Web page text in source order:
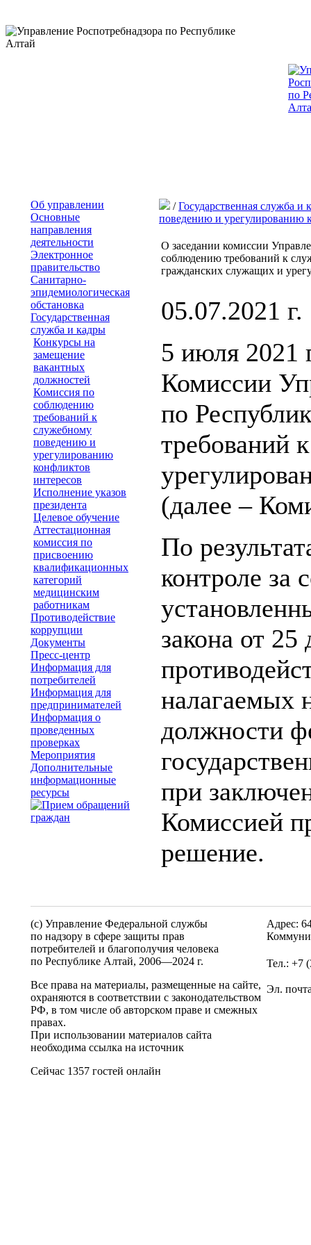
Об управлении
Основные
направления
деятельности
Электронное
правительство
Санитарно-
эпидемиологическая
обстановка
Государственная
служба и кадры
Конкурсы на
замещение
вакантных
должностей
Комиссия по
соблюдению
требований к
служебному
поведению и
урегулированию
конфликтов
интересов
Исполнение указов
президента
Целевое обучение
Аттестационная
комиссия по
присвоению
квалификационных
категорий
медицинским
работникам
Противодействие
коррупции
Документы
Пресс-центр
Информация для
потребителей
Информация для
предпринимателей
Информация о
проведенных
проверках
Мероприятия
Дополнительные
информационные
ресурсы
/Государственная служба и
поведению и урегулированию
О заседании комиссии
соблюдению требований к
гражданских служащих и
05.07.2021 г.
5 июля 2021
Комиссии
по
требований
(далее –
По
контроле за
закона от
налагаемых
должности
при
Комиссией
решение.
(c) Управление Федеральной службы
по надзору в сфере защиты прав
потребителей и благополучия человека
по Республике Алтай, 2006—2024 г.
Все права на материалы, размещенные на сайте,
охраняются в соответствии с законодательством
РФ, в том числе об авторском праве и смежных
правах.
При использовании материалов сайта
необходима ссылка на источник
Сейчас 1357 гостей онлайн
Адрес:
Тел.: +7
Эл.